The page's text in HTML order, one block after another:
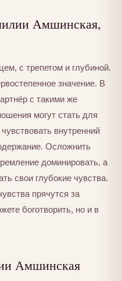
Амшинская,
с трепетом и глубиной.
значение. В
с такими же
могут стать для
внутренний
Осложнить
доминировать, а
свои глубокие чувства.
прячутся за
боготворить, но и в
Амшинская